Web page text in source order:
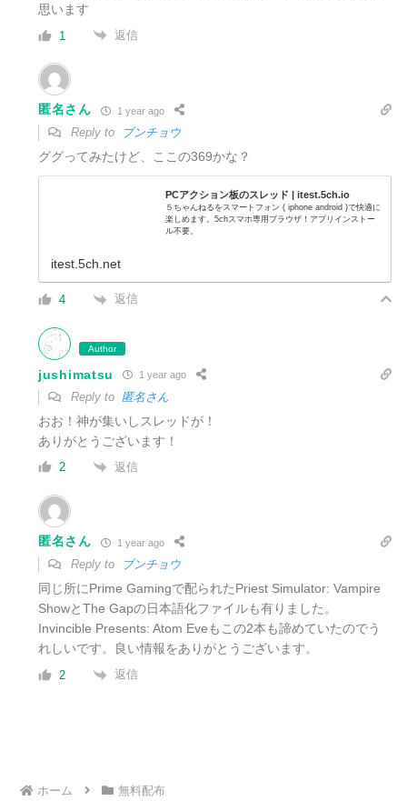
思います
1 返信
匿名さん 1 year ago
Reply to ブンチョウ
ググってみたけど、ここの369かな？
PCアクション板のスレッド | itest.5ch.io
５ちゃんねるをスマートフォン ( iphone android )で快適に
楽しめます。5chスマホ専用ブラウザ！アプリインストー
ル不要。
itest.5ch.net
4 返信
Author
jushimatsu 1 year ago
Reply to 匿名さん
おお！神が集いしスレッドが！
ありがとうございます！
2 返信
匿名さん 1 year ago
Reply to ブンチョウ
同じ所にPrime Gamingで配られたPriest Simulator: Vampire
ShowとThe Gapの日本語化ファイルも有りました。
Invincible Presents: Atom Eveもこの2本も諦めていたのでう
れしいです。良い情報をありがとうございます。
2 返信
ホーム 無料配布